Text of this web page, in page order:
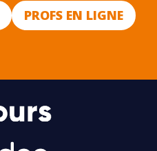
PROFS EN LIGNE